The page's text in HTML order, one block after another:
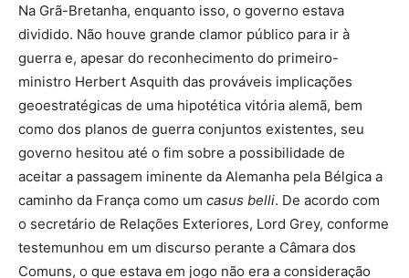
Na Grã-Bretanha, enquanto isso, o governo estava
dividido. Não houve grande clamor público para ir à
guerra e, apesar do reconhecimento do primeiro-
ministro Herbert Asquith das prováveis ​​implicações
geoestratégicas de uma hipotética vitória alemã, bem
como dos planos de guerra conjuntos existentes, seu
governo hesitou até o fim sobre a possibilidade de
aceitar a passagem iminente da Alemanha pela Bélgica a
caminho da França como um casus belli. De acordo com
o secretário de Relações Exteriores, Lord Grey, conforme
testemunhou em um discurso perante a Câmara dos
Comuns, o que estava em jogo não era a consideração